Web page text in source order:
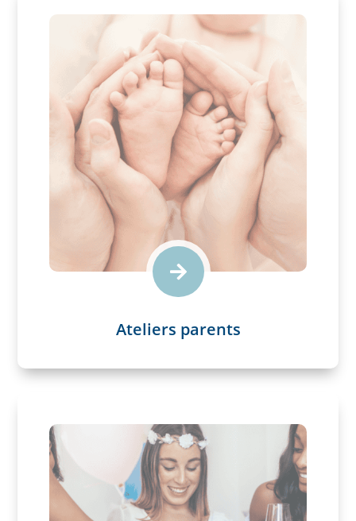

Ateliers parents